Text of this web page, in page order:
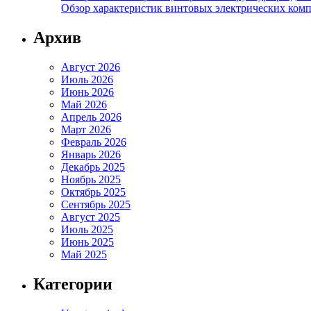
Обзор характеристик винтовых электрических
Архив
Август 2026
Июль 2026
Июнь 2026
Май 2026
Апрель 2026
Март 2026
Февраль 2026
Январь 2026
Декабрь 2025
Ноябрь 2025
Октябрь 2025
Сентябрь 2025
Август 2025
Июль 2025
Июнь 2025
Май 2025
Категории